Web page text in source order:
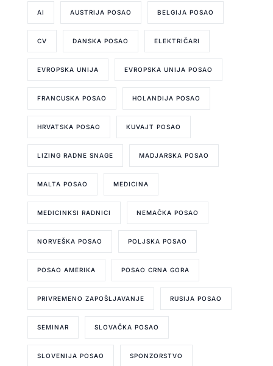
AI AUSTRIJA POSAO BELGIJA POSAO
CV DANSKA POSAO ELEKTRIČARI
EVROPSKA UNIJA EVROPSKA UNIJA POSAO
FRANCUSKA POSAO HOLANDIJA POSAO
HRVATSKA POSAO KUVAJT POSAO
LIZING RADNE SNAGE MADJARSKA POSAO
MALTA POSAO MEDICINA
MEDICINKSI RADNICI NEMAČKA POSAO
NORVEŠKA POSAO POLJSKA POSAO
POSAO AMERIKA POSAO CRNA GORA
PRIVREMENO ZAPOŠLJAVANJE RUSIJA POSAO
SEMINAR SLOVAČKA POSAO
SLOVENIJA POSAO SPONZORSTVO